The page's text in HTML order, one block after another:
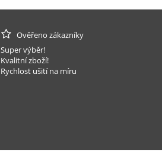
Ověřeno zákazníky
Super výběr!
Kvalitní zboží!
Rychlost ušití na míru